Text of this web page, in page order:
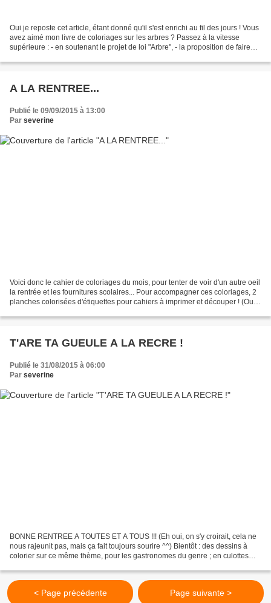
Oui je reposte cet article, étant donné qu'il s'est enrichi au fil des jours ! Vous
avez aimé mon livre de coloriages sur les arbres ? Passez à la vitesse
supérieure : - en soutenant le projet de loi "Arbre", - la proposition de faire
A LA RENTREE...
Publié le 09/09/2015 à 13:00
Par severine
Voici donc le cahier de coloriages du mois, pour tenter de voir d'un autre oeil
la rentrée et les fournitures scolaires... Pour accompagner ces coloriages, 2
planches colorisées d'étiquettes pour cahiers à imprimer et découper ! (Oui,
T'ARE TA GUEULE A LA RECRE !
Publié le 31/08/2015 à 06:00
Par severine
BONNE RENTREE A TOUTES ET A TOUS !!! (Eh oui, on s'y croirait, cela ne
nous rajeunit pas, mais ça fait toujours sourire ^^) Bientôt : des dessins à
colorier sur ce même thème, pour les gastronomes du genre ; en culottes
< Page précédente Page suivante >